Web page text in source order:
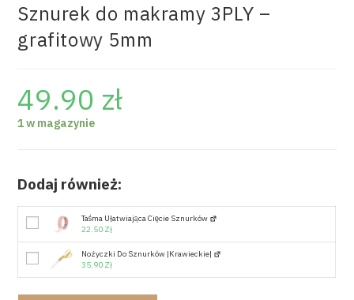
Sznurek do makramy 3PLY –
grafitowy 5mm
49.90 zł
1 w magazynie
Dodaj również:
Taśma Ułatwiająca Cięcie Sznurków
22.50 Zł
Nożyczki Do Sznurków |krawieckie|
35.90 Zł